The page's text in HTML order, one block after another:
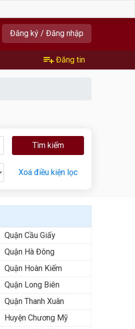
Đăng ký / Đăng nhập
Đăng tin
Tìm kiếm
Xoá điều kiện lọc
Quận Cầu Giấy
Quận Hà Đông
Quận Hoàn Kiếm
Quận Long Biên
Quận Thanh Xuân
Huyện Chương Mỹ